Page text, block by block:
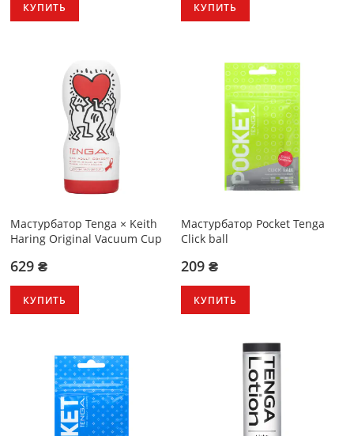
КУПИТЬ КУПИТЬ
Мастурбатор Tenga × Keith
Haring Original Vacuum Cup
629 ₴
КУПИТЬ
Мастурбатор Pocket Tenga
Click ball
209 ₴
КУПИТЬ